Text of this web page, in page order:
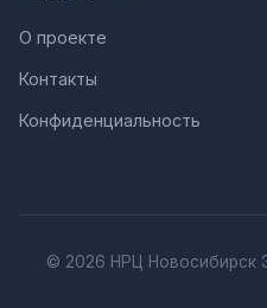
О проекте
Контакты
Конфиденциальность
© 2026 НРЦ Новосибирск